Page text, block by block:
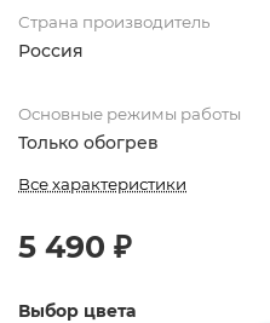
Страна производитель
Россия
Основные режимы работы
Только обогрев
Все характеристики
5 490 ₽
Выбор цвета